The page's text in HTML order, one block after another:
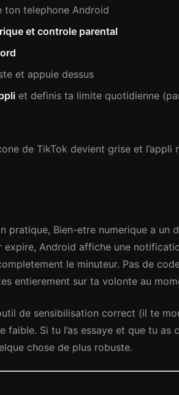
ton telephone Android
et controle parental
et appuie dessus
et definis ta limite quotidienne
de TikTok devient grise et l’appli
pratique, Bien-etre numerique a un
expire, Android affiche une
le minuteur. Pas de
entierement sur ta volonte au
de sensibilisation correct (il te
faible. Si tu l’as essaye et que tu as
chose de plus robuste.